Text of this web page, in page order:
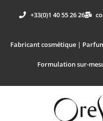
+33(0)1 40 55 26 26
Fabricant cosmétique |
Formulation sur-